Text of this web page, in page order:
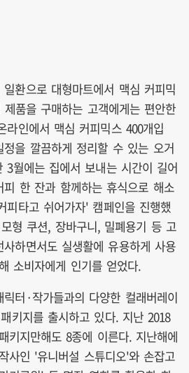
환으로 대형마트에서 맥심 커피믹
품을 구매하는 고객에게는 편안한
라인에서 맥심 커피믹스 400개입
을 깔끔하게 정리할 수 있는 오거
3월에는 집에서 보내는 시간이 길어
한 잔과 함께하는 휴식으로 해소
피타고 쉬어가자' 캠페인을 진행했
형 쿠션, 장바구니, 밀폐용기 등 고
하면서도 실생활에 유용하게 사용
소비자에게 인기를 얻었다.
터·작가들과의 다양한 컬래버레이
키지를 출시하고 있다. 지난 2018
키지만해도 8종에 이른다. 지난해에
사인 '유니버설 스튜디오'와 손잡고